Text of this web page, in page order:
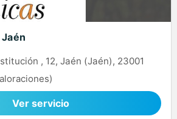
, 12, Jaén (Jaén), 23001
Ver servicio